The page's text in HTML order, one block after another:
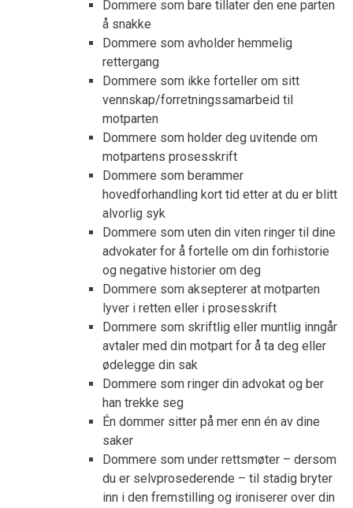
Dommere som bare tillater den ene parten
å snakke
Dommere som avholder hemmelig
rettergang
Dommere som ikke forteller om sitt
vennskap/forretningssamarbeid til
motparten
Dommere som holder deg uvitende om
motpartens prosesskrift
Dommere som berammer
hovedforhandling kort tid etter at du er blitt
alvorlig syk
Dommere som uten din viten ringer til dine
advokater for å fortelle om din forhistorie
og negative historier om deg
Dommere som aksepterer at motparten
lyver i retten eller i prosesskrift
Dommere som skriftlig eller muntlig inngår
avtaler med din motpart for å ta deg eller
ødelegge din sak
Dommere som ringer din advokat og ber
han trekke seg
Én dommer sitter på mer enn én av dine
saker
Dommere som under rettsmøter – dersom
du er selvprosederende – til stadig bryter
inn i den fremstilling og ironiserer over din